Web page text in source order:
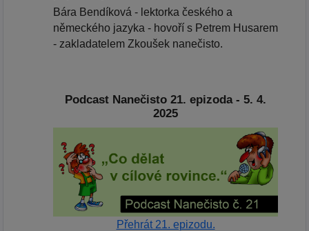
Bára Bendíková - lektorka českého a
německého jazyka - hovoří s Petrem Husarem
- zakladatelem Zkoušek nanečisto.
Podcast Nanečisto 21. epizoda - 5. 4.
2025
Přehrát 21. epizodu.